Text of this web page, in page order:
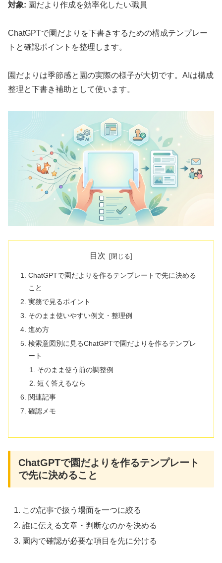
対象: 園だより作成を効率化したい職員
ChatGPTで園だよりを下書きするための構成テンプレー
トと確認ポイントを整理します。
園だよりは季節感と園の実際の様子が大切です。AIは構成
整理と下書き補助として使います。
目次
ChatGPTで園だよりを作るテンプレートで先に決める
こと
実務で見るポイント
そのまま使いやすい例文・整理例
進め方
検索意図別に見るChatGPTで園だよりを作るテンプレ
ート
そのまま使う前の調整例
短く答えるなら
関連記事
確認メモ
ChatGPTで園だよりを作るテンプレート
で先に決めること
この記事で扱う場面を一つに絞る
誰に伝える文章・判断なのかを決める
園内で確認が必要な項目を先に分ける